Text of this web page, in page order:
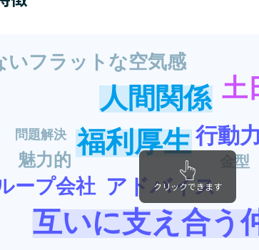
クリックできます
互いに支え合う
福利厚生
人間関係 土
行動力
アドバイス
ープ会社
いフラットな空気感
魅力的 金型
問題解決